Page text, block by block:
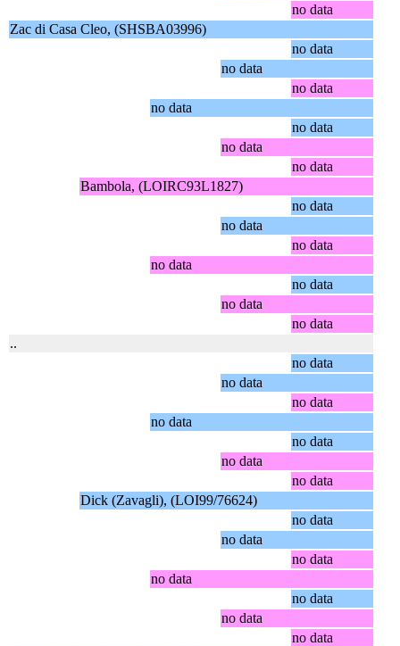
no data
Zac di Casa Cleo, (SHSBA03996)
no data
no data
no data
no data
no data
no data
no data
Bambola, (LOIRC93L1827)
no data
no data
no data
no data
no data
no data
no data
..
no data
no data
no data
no data
no data
no data
no data
Dick (Zavagli), (LOI99/76624)
no data
no data
no data
no data
no data
no data
no data